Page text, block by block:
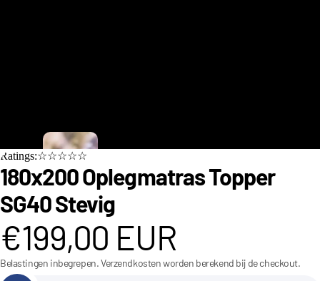
n
d
e
r
e
Ratings:☆☆☆☆☆
180x200 Oplegmatras Topper
SG40 Stevig
€199,00 EUR
Belastingen inbegrepen. Verzendkosten worden berekend bij de checkout.